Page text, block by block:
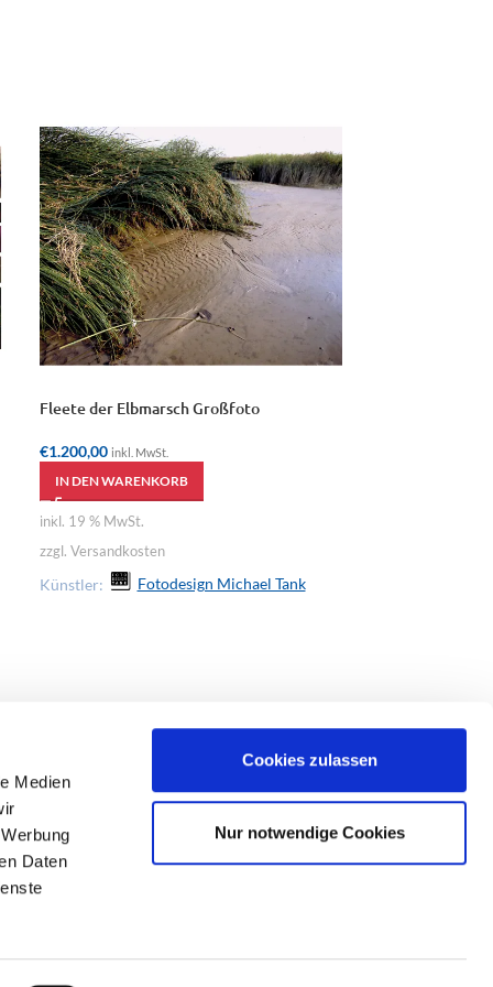
Medien
Daten
Cookies zulassen
Nur notwendige Cookies
Fleete der Elbmarsch Großfoto
€1.200,00 inkl. MwSt.
IN DEN WARENKORB
inkl. 19 % MwSt.
zzgl. Versandkosten
Künstler: Fotodesign Michael Tank